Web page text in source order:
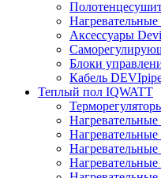
Аксессуары Devi
Блоки
Кабель
Теплый пол IQWATT